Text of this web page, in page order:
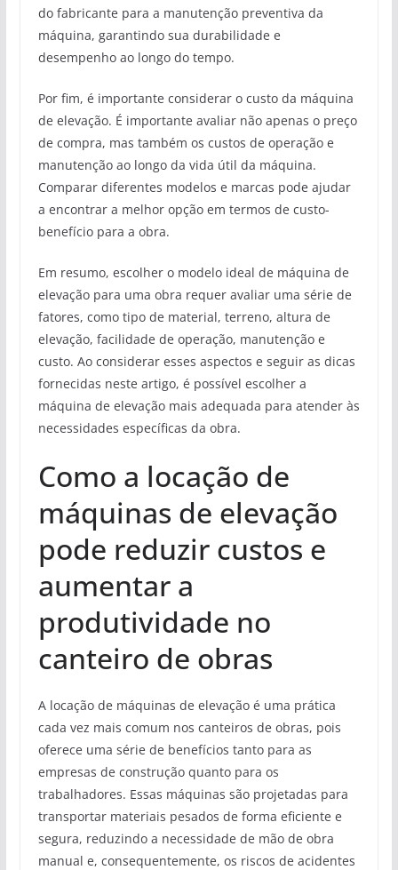
do fabricante para a manutenção preventiva da
máquina, garantindo sua durabilidade e
desempenho ao longo do tempo.
Por fim, é importante considerar o custo da máquina
de elevação. É importante avaliar não apenas o preço
de compra, mas também os custos de operação e
manutenção ao longo da vida útil da máquina.
Comparar diferentes modelos e marcas pode ajudar
a encontrar a melhor opção em termos de custo-
benefício para a obra.
Em resumo, escolher o modelo ideal de máquina de
elevação para uma obra requer avaliar uma série de
fatores, como tipo de material, terreno, altura de
elevação, facilidade de operação, manutenção e
custo. Ao considerar esses aspectos e seguir as dicas
fornecidas neste artigo, é possível escolher a
máquina de elevação mais adequada para atender às
necessidades específicas da obra.
Como a locação de
máquinas de elevação
pode reduzir custos e
aumentar a
produtividade no
canteiro de obras
A locação de máquinas de elevação é uma prática
cada vez mais comum nos canteiros de obras, pois
oferece uma série de benefícios tanto para as
empresas de construção quanto para os
trabalhadores. Essas máquinas são projetadas para
transportar materiais pesados de forma eficiente e
segura, reduzindo a necessidade de mão de obra
manual e, consequentemente, os riscos de acidentes